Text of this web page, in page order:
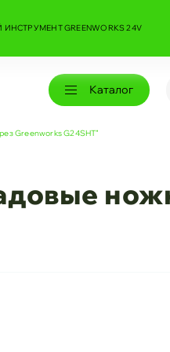
GREENWORKS 24V
Каталог
Greenworks G24SHT”